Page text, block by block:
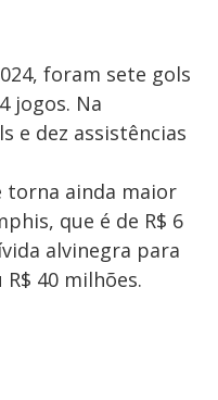
foram sete gols
jogos. Na
e dez assistências
torna ainda maior
que é de R$ 6
alvinegra para
40 milhões.